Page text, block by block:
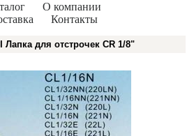
О компании
Контакты
Лапка для отстрочек CR 1/8"